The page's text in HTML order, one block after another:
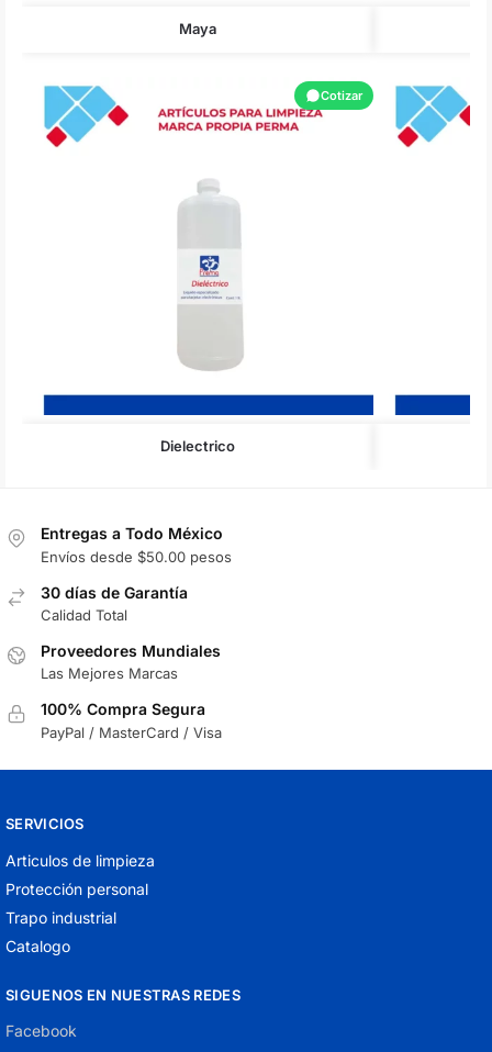
Maya
Cotizar
Dielectrico
Entregas a Todo México
Envíos desde $50.00 pesos
30 días de Garantía
Calidad Total
Proveedores Mundiales
Las Mejores Marcas
100% Compra Segura
PayPal / MasterCard / Visa
SERVICIOS
Articulos de limpieza
Protección personal
Trapo industrial
Catalogo
SIGUENOS EN NUESTRAS REDES
Facebook